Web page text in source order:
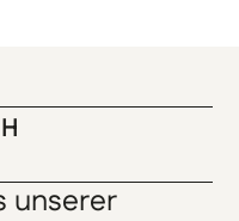
unserer